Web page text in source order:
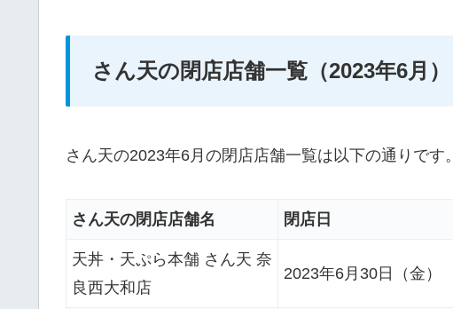
さん天の閉店店舗一覧（2023年6月）
さん天の2023年6月の閉店店舗一覧は以下の通りです。
さん天の閉店店舗名 閉店日
天丼・天ぷら本舗 さん天 奈
良⻄大和店
2023年6月30日（金）